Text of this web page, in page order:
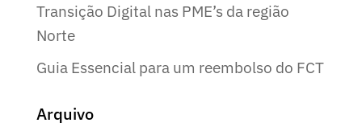
Transição Digital nas PME’s da região
Norte
Guia Essencial para um reembolso do FCT
Arquivo